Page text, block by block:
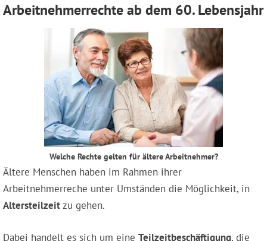
Arbeitnehmerrechte ab dem 60. Lebensjahr
Welche Rechte gelten für ältere Arbeitnehmer?
Ältere Menschen haben im Rahmen ihrer
Arbeitnehmerreche unter Umständen die Möglichkeit, in
Altersteilzeitzu gehen.
Dabei handelt es sich um eine Teilzeitbeschäftigung, die